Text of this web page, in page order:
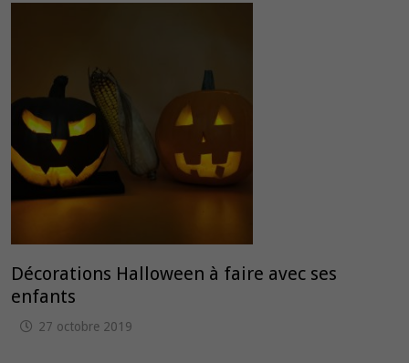
Décorations Halloween à faire avec ses
enfants
27 octobre 2019